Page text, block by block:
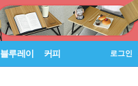
블루레이 커피 로그인